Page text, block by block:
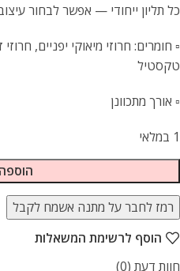
כל תליון ייחודי — אפשר לבחור
טקסטיל
▫️ אורך מתכוונן
1 במלאי
רמז לחבר על מתנה אשמח לקבל
הוסף לרשימת המשאלות
חוות דעת (0)